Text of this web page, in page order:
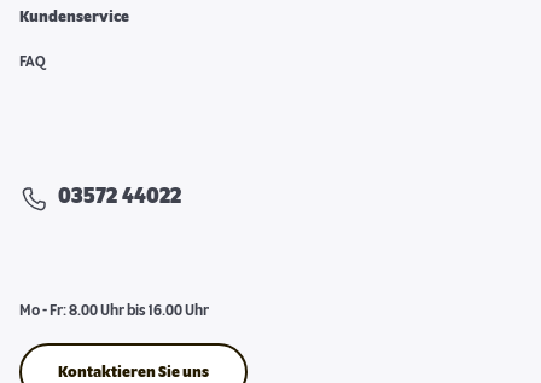
Kundenservice
FAQ
03572 44022
Mo - Fr: 8.00 Uhr bis 16.00 Uhr
Kontaktieren Sie uns